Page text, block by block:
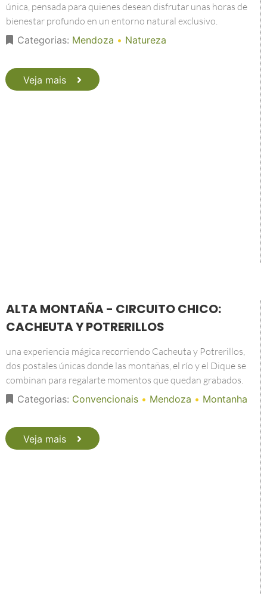
única, pensada para quienes desean disfrutar unas horas de
bienestar profundo en un entorno natural exclusivo.
Categorias: Mendoza • Natureza
Veja mais
ALTA MONTAÑA - CIRCUITO CHICO:
CACHEUTA Y POTRERILLOS
una experiencia mágica recorriendo Cacheuta y Potrerillos,
dos postales únicas donde las montañas, el río y el Dique se
combinan para regalarte momentos que quedan grabados.
Categorias: Convencionais • Mendoza • Montanha
Veja mais